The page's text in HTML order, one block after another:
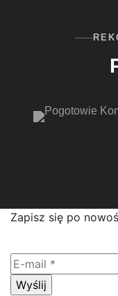
Zapisz się po